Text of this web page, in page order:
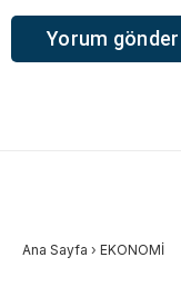
Ana Sayfa › EKONOMİ